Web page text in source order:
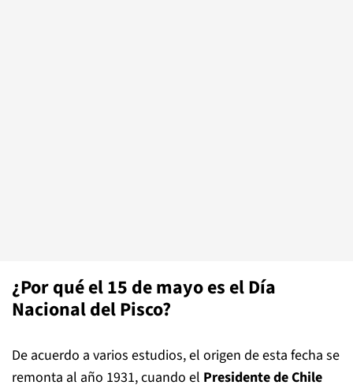
¿Por qué el 15 de mayo es el Día
Nacional del Pisco?
De acuerdo a varios estudios, el origen de esta fecha se
remonta al año 1931, cuando el Presidente de Chile